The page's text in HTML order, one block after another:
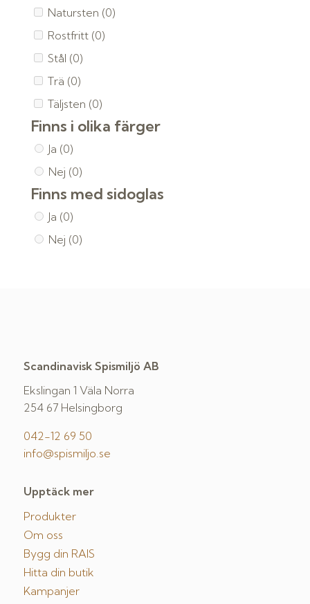
Natursten (0)
Rostfritt (0)
Stål (0)
Trä (0)
Täljsten (0)
Finns i olika färger
Ja (0)
Nej (0)
Finns med sidoglas
Ja (0)
Nej (0)
Scandinavisk Spismiljö AB
Ekslingan 1 Väla Norra
254 67 Helsingborg
042-12 69 50
info@spismiljo.se
Upptäck mer
Produkter
Om oss
Bygg din RAIS
Hitta din butik
Kampanjer